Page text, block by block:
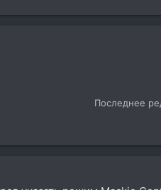
Последнее